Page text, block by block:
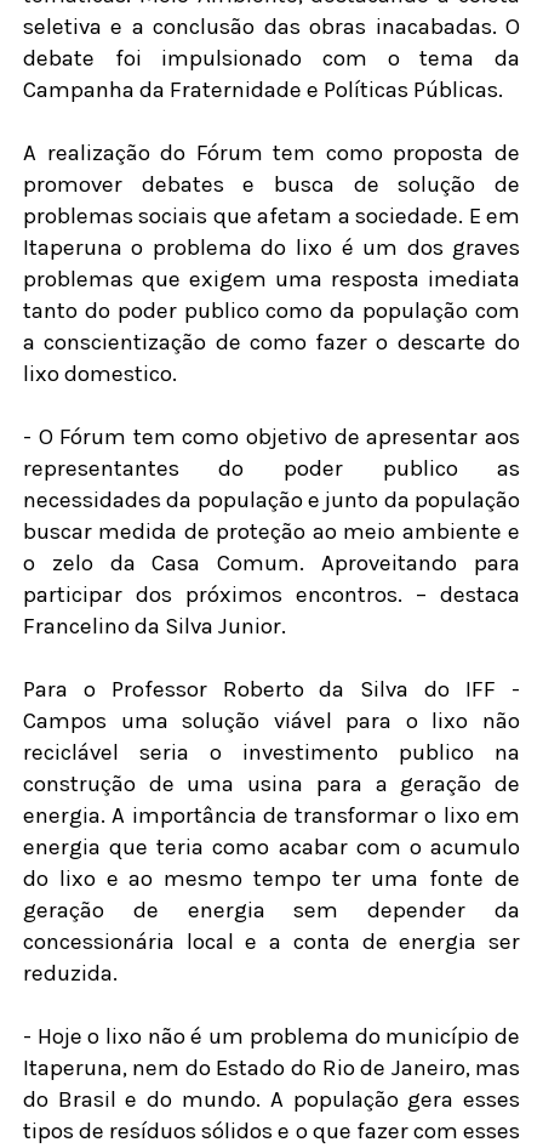
seletiva e a conclusão das obras inacabadas. O
debate foi impulsionado com o tema da
Campanha da Fraternidade e Políticas Públicas.
A realização do Fórum tem como proposta de
promover debates e busca de solução de
problemas sociais que afetam a sociedade. E em
Itaperuna o problema do lixo é um dos graves
problemas que exigem uma resposta imediata
tanto do poder publico como da população com
a conscientização de como fazer o descarte do
lixo domestico.
- O Fórum tem como objetivo de apresentar aos
representantes do poder publico as
necessidades da população e junto da população
buscar medida de proteção ao meio ambiente e
o zelo da Casa Comum. Aproveitando para
participar dos próximos encontros. – destaca
Francelino da Silva Junior.
Para o Professor Roberto da Silva do IFF -
Campos uma solução viável para o lixo não
reciclável seria o investimento publico na
construção de uma usina para a geração de
energia. A importância de transformar o lixo em
energia que teria como acabar com o acumulo
do lixo e ao mesmo tempo ter uma fonte de
geração de energia sem depender da
concessionária local e a conta de energia ser
reduzida.
- Hoje o lixo não é um problema do município de
Itaperuna, nem do Estado do Rio de Janeiro, mas
do Brasil e do mundo. A população gera esses
tipos de resíduos sólidos e o que fazer com esses